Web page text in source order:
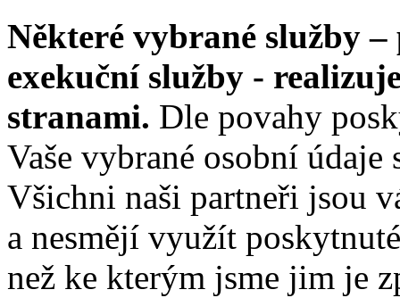
Některé vybrané služby
exekuční služby -
stranami. Dle povahy
Vaše vybrané osobní
Všichni naši partneři jsou
a nesmějí využít
než ke kterým jsme jim je